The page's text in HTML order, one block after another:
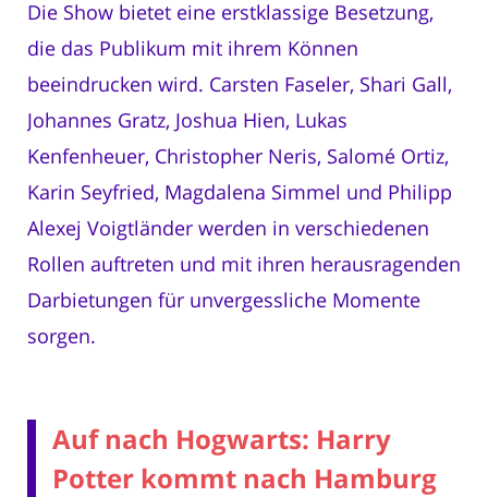
Die Show bietet eine erstklassige Besetzung,
die das Publikum mit ihrem Können
beeindrucken wird. Carsten Faseler, Shari Gall,
Johannes Gratz, Joshua Hien, Lukas
Kenfenheuer, Christopher Neris, Salomé Ortiz,
Karin Seyfried, Magdalena Simmel und Philipp
Alexej Voigtländer werden in verschiedenen
Rollen auftreten und mit ihren herausragenden
Darbietungen für unvergessliche Momente
sorgen.
Auf nach Hogwarts: Harry
Potter kommt nach Hamburg